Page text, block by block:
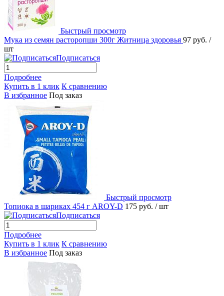
Быстрый просмотр
Мука из семян расторопши 300г Житница здоровья 97 руб. /
шт
Подписаться
Подробнее
Купить в 1 клик К сравнению
В избранное Под заказ
Быстрый просмотр
Топиока в шариках 454 г AROY-D 175 руб. / шт
Подписаться
Подробнее
Купить в 1 клик К сравнению
В избранное Под заказ